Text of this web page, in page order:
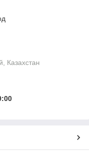
Казахстан